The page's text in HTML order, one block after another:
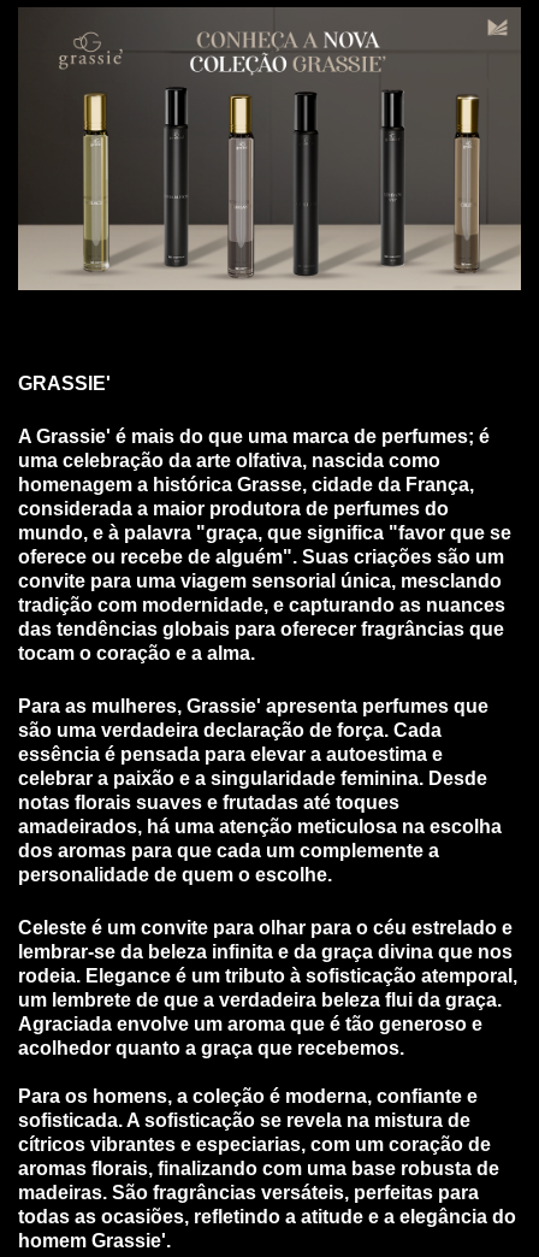
GRASSIE'
A Grassie' é mais do que uma marca de perfumes; é
uma celebração da arte olfativa, nascida como
homenagem a histórica Grasse, cidade da França,
considerada a maior produtora de perfumes do
mundo, e à palavra "graça, que significa "favor que se
oferece ou recebe de alguém". Suas criações são um
convite para uma viagem sensorial única, mesclando
tradição com modernidade, e capturando as nuances
das tendências globais para oferecer fragrâncias que
tocam o coração e a alma.
Para as mulheres, Grassie' apresenta perfumes que
são uma verdadeira declaração de força. Cada
essência é pensada para elevar a autoestima e
celebrar a paixão e a singularidade feminina. Desde
notas florais suaves e frutadas até toques
amadeirados, há uma atenção meticulosa na escolha
dos aromas para que cada um complemente a
personalidade de quem o escolhe.
Celeste é um convite para olhar para o céu estrelado e
lembrar-se da beleza infinita e da graça divina que nos
rodeia. Elegance é um tributo à sofisticação atemporal,
um lembrete de que a verdadeira beleza flui da graça.
Agraciada envolve um aroma que é tão generoso e
acolhedor quanto a graça que recebemos.
Para os homens, a coleção é moderna, confiante e
sofisticada. A sofisticação se revela na mistura de
cítricos vibrantes e especiarias, com um coração de
aromas florais, finalizando com uma base robusta de
madeiras. São fragrâncias versáteis, perfeitas para
todas as ocasiões, refletindo a atitude e a elegância do
homem Grassie'.